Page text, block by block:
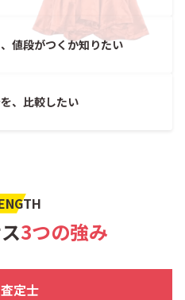
値段がつくか知りたい
、比較したい
3つの強み
定士